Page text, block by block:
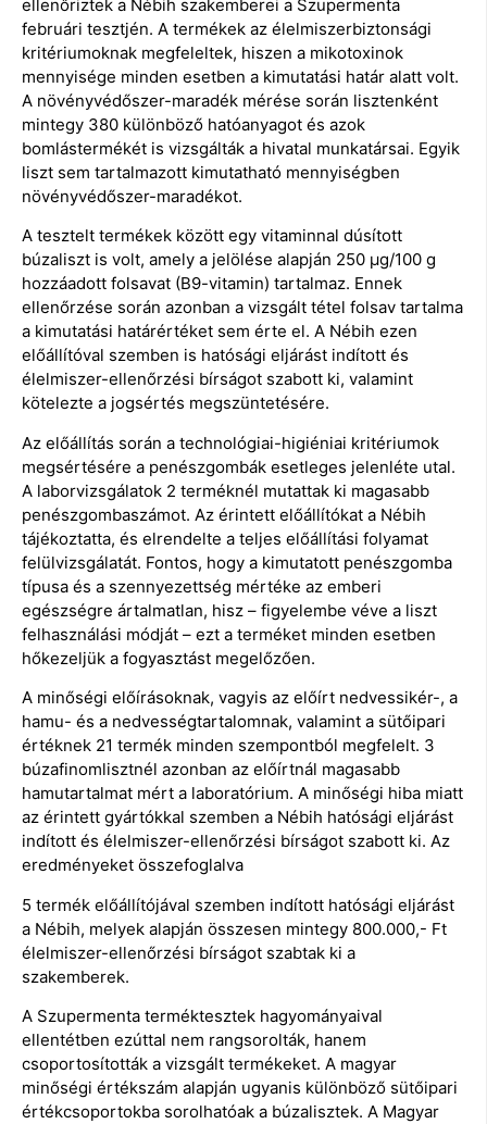
ellenőriztek a Nébih szakemberei a Szupermenta
februári tesztjén. A termékek az élelmiszerbiztonsági
kritériumoknak megfeleltek, hiszen a mikotoxinok
mennyisége minden esetben a kimutatási határ alatt volt.
A növényvédőszer-maradék mérése során lisztenként
mintegy 380 különböző hatóanyagot és azok
bomlástermékét is vizsgálták a hivatal munkatársai. Egyik
liszt sem tartalmazott kimutatható mennyiségben
növényvédőszer-maradékot.
A tesztelt termékek között egy vitaminnal dúsított
búzaliszt is volt, amely a jelölése alapján 250 µg/100 g
hozzáadott folsavat (B9-vitamin) tartalmaz. Ennek
ellenőrzése során azonban a vizsgált tétel folsav tartalma
a kimutatási határértéket sem érte el. A Nébih ezen
előállítóval szemben is hatósági eljárást indított és
élelmiszer-ellenőrzési bírságot szabott ki, valamint
kötelezte a jogsértés megszüntetésére.
Az előállítás során a technológiai-higiéniai kritériumok
megsértésére a penészgombák esetleges jelenléte utal.
A laborvizsgálatok 2 terméknél mutattak ki magasabb
penészgombaszámot. Az érintett előállítókat a Nébih
tájékoztatta, és elrendelte a teljes előállítási folyamat
felülvizsgálatát. Fontos, hogy a kimutatott penészgomba
típusa és a szennyezettség mértéke az emberi
egészségre ártalmatlan, hisz – figyelembe véve a liszt
felhasználási módját – ezt a terméket minden esetben
hőkezeljük a fogyasztást megelőzően.
A minőségi előírásoknak, vagyis az előírt nedvessikér-, a
hamu- és a nedvességtartalomnak, valamint a sütőipari
értéknek 21 termék minden szempontból megfelelt. 3
búzafinomlisztnél azonban az előírtnál magasabb
hamutartalmat mért a laboratórium. A minőségi hiba miatt
az érintett gyártókkal szemben a Nébih hatósági eljárást
indított és élelmiszer-ellenőrzési bírságot szabott ki. Az
eredményeket összefoglalva
5 termék előállítójával szemben indított hatósági eljárást
a Nébih, melyek alapján összesen mintegy 800.000,- Ft
élelmiszer-ellenőrzési bírságot szabtak ki a
szakemberek.
A Szupermenta terméktesztek hagyományaival
ellentétben ezúttal nem rangsorolták, hanem
csoportosították a vizsgált termékeket. A magyar
minőségi értékszám alapján ugyanis különböző sütőipari
értékcsoportokba sorolhatóak a búzalisztek. A Magyar